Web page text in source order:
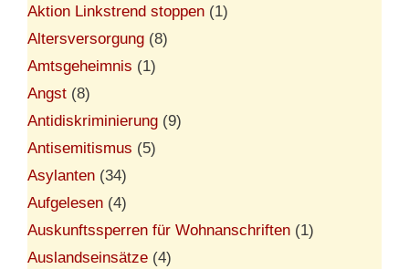
Aktion Linkstrend stoppen (1)
Altersversorgung (8)
Amtsgeheimnis (1)
Angst (8)
Antidiskriminierung (9)
Antisemitismus (5)
Asylanten (34)
Aufgelesen (4)
Auskunftssperren für Wohnanschriften (1)
Auslandseinsätze (4)